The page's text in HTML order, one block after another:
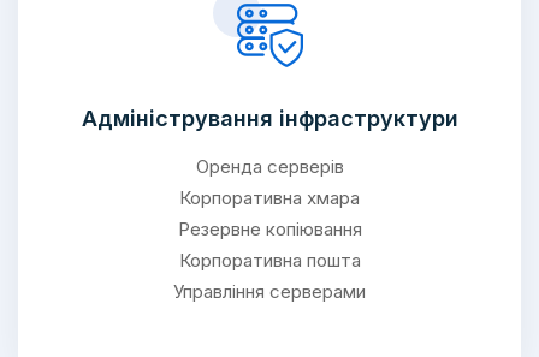
Адміністрування інфраструктури
Оренда серверів
Корпоративна хмара
Резервне копіювання
Корпоративна пошта
Управління серверами